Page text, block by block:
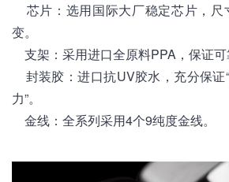
芯片：选用国际大厂稳定芯片，
变。
支架：采用进口全原料PPA，保证可
封装胶：进口抗UV胶水，充分保证
力”。
金线：全系列采用4个9纯度金线。